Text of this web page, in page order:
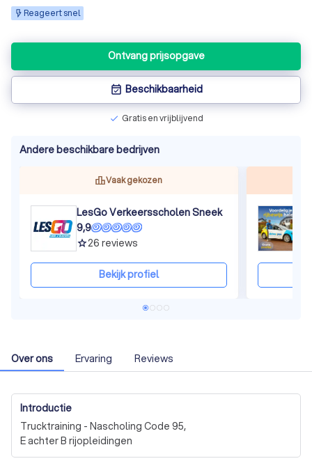
Reageert snel
Ontvang prijsopgave
event_available Beschikbaarheid
check Gratis en vrijblijvend
Andere beschikbare bedrijven
Vaak gekozen
LesGo Verkeersscholen Sneek
9,9
grade26 reviews
Bekijk profiel
Over ons Ervaring Reviews
Introductie
Trucktraining - Nascholing Code 95,
E achter B rijopleidingen